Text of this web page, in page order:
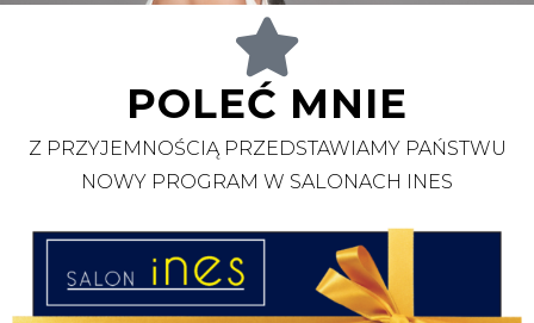
POLEĆ MNIE
Z PRZYJEMNOŚCIĄ PRZEDSTAWIAMY PAŃSTWU
NOWY PROGRAM W SALONACH INES